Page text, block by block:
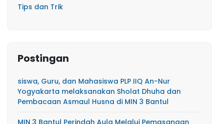
Tips dan Trik
Postingan
siswa, Guru, dan Mahasiswa PLP IIQ An-Nur
Yogyakarta melaksanakan Sholat Dhuha dan
Pembacaan Asmaul Husna di MIN 3 Bantul
MIN 3 Bantul Perindah Aula Melalui Pemasangan